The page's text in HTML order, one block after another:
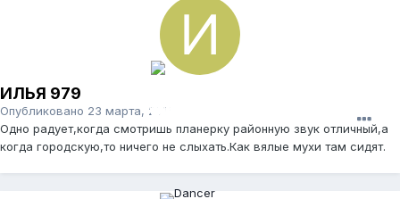
ИЛЬЯ 979
Опубликовано 23 марта, 2015
Одно радует,когда смотришь планерку районную звук отличный,а
когда городскую,то ничего не слыхать.Как вялые мухи там сидят.